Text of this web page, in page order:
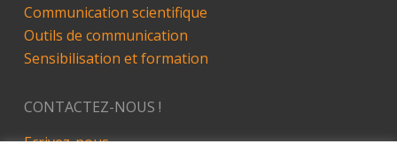
Communication scientifique
Outils de communication
Sensibilisation et formation
CONTACTEZ-NOUS !
Ecrivez-nous